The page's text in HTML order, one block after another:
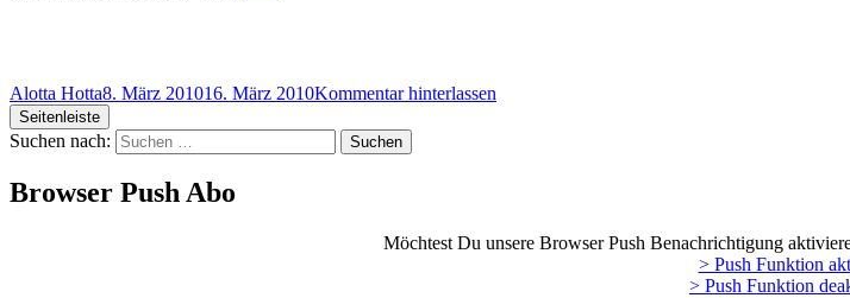
Alotta Hotta8. März 201016. März 2010Kommentar hinterlassen
Seitenleiste
Suchen nach:
Browser Push Abo
Möchtest Du unsere Browser Push Benachrichtigung
> Push Funktion
> Push Funktion